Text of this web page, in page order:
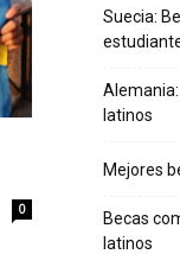
0
Suecia:
latinos
Mejores
Becas
latinos